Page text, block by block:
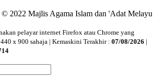
2022 Majlis Agama Islam dan 'Adat Melayu
pelayar internet Firefox atau Chrome yang
x 900 sahaja | Kemaskini Terakhir : 07/08/2026 |